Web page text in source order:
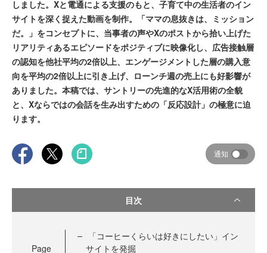
しました。Xと電通による支援のもと、子育て中の生活者のイン
サイトを深く捉えた動画を制作。「ママの息抜きは、ミッション
だ。」をコンセプトに、当事者の声やXのポストから拾い上げた
リアリティあるエピソードをポジティブに映像化し、広告接触層
の認知を他社平均の2倍以上、エンゲージメントした層の購入意
向を平均の2倍以上に引き上げ、ローンチ週の売上にも好影響が
ありました。本稿では、サントリーの先進的なX活用術の全貌
と、Xならではの会話を生み出すための「反応設計」の極意に迫
ります。
通知
目次
Page
「コーヒーくらいは好きにしたい」イン
サイトを発掘